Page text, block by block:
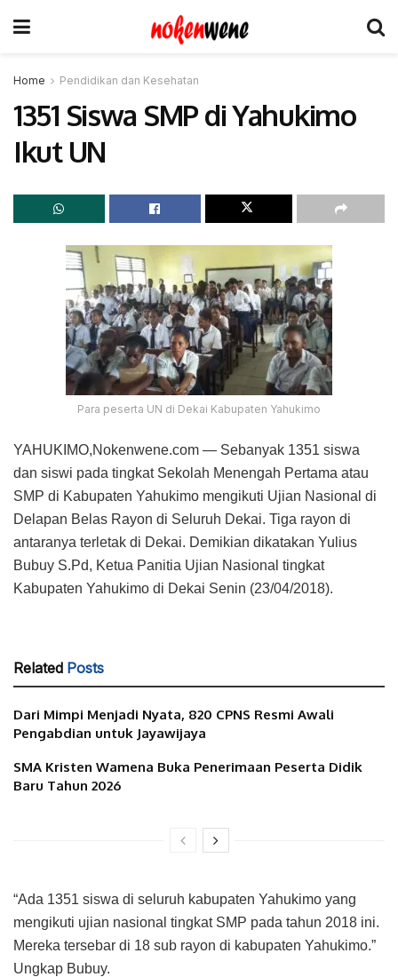
Home Pendidikan dan Kesehatan
1351 Siswa SMP di Yahukimo
Ikut UN
Para peserta UN di Dekai Kabupaten Yahukimo
YAHUKIMO,Nokenwene.com — Sebanyak 1351 siswa
dan siswi pada tingkat Sekolah Menengah Pertama atau
SMP di Kabupaten Yahukimo mengikuti Ujian Nasional di
Delapan Belas Rayon di Seluruh Dekai. Tiga rayon di
antaranya terletak di Dekai. Demikian dikatakan Yulius
Bubuy S.Pd, Ketua Panitia Ujian Nasional tingkat
Kabupaten Yahukimo di Dekai Senin (23/04/2018).
Related Posts
Dari Mimpi Menjadi Nyata, 820 CPNS Resmi Awali
Pengabdian untuk Jayawijaya
SMA Kristen Wamena Buka Penerimaan Peserta Didik
Baru Tahun 2026
“Ada 1351 siswa di seluruh kabupaten Yahukimo yang
mengikuti ujian nasional tingkat SMP pada tahun 2018 ini.
Mereka tersebar di 18 sub rayon di kabupaten Yahukimo.”
Ungkap Bubuy.